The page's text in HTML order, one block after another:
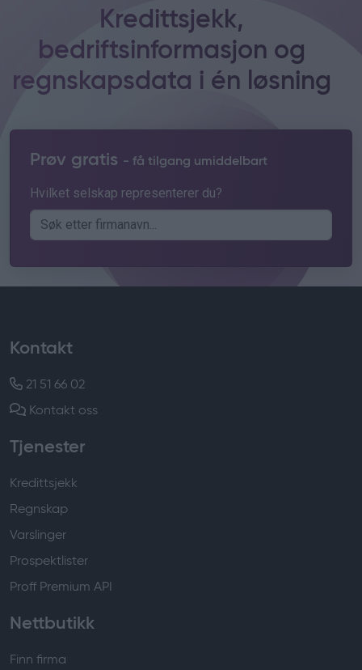
Kredittsjekk,
bedriftsinformasjon og
regnskapsdata i én løsning
Prøv gratis - få tilgang umiddelbart
Hvilket selskap representerer du?
Kontakt
21 51 66 02
Kontakt oss
Tjenester
Kredittsjekk
Regnskap
Varslinger
Prospektlister
Proff Premium API
Nettbutikk
Finn firma